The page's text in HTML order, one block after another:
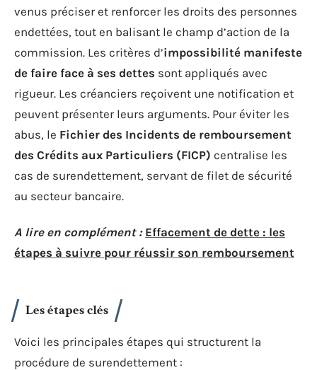
venus préciser et renforcer les droits des personnes
endettées, tout en balisant le champ d’action de la
commission. Les critères d’impossibilité manifeste
de faire face à ses dettes sont appliqués avec
rigueur. Les créanciers reçoivent une notification et
peuvent présenter leurs arguments. Pour éviter les
abus, le Fichier des Incidents de remboursement
des Crédits aux Particuliers (FICP) centralise les
cas de surendettement, servant de filet de sécurité
au secteur bancaire.
A lire en complément : Effacement de dette : les
étapes à suivre pour réussir son remboursement
Les étapes clés
Voici les principales étapes qui structurent la
procédure de surendettement :